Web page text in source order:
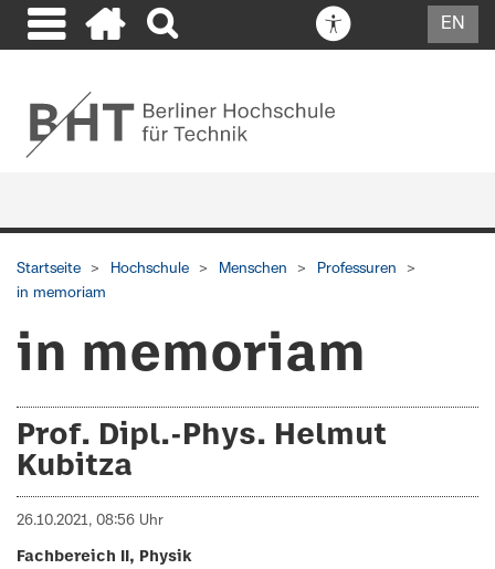
EN
Startseite Hochschule Menschen
Professuren
in memoriam
in memoriam
Prof. Dipl.-Phys. Helmut
Kubitza
26.10.2021, 08:56 Uhr
Fachbereich II, Physik